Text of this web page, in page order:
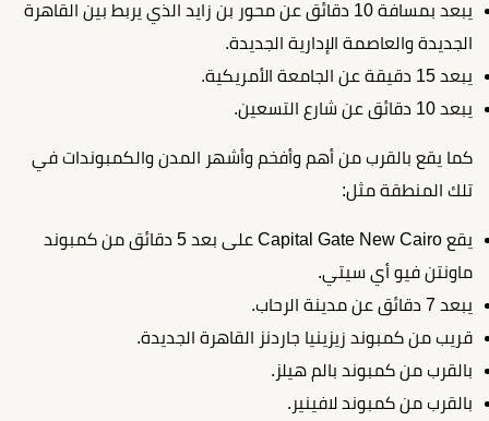
يبعد بمسافة 10 دقائق عن محور بن زايد الذي يربط بين القاهرة
الجديدة والعاصمة الإدارية الجديدة.
يبعد 15 دقيقة عن الجامعة الأمريكية.
يبعد 10 دقائق عن شارع التسعين.
كما يقع بالقرب من أهم وأفخم وأشهر المدن والكمبوندات في
تلك المنطقة مثل:
يقع Capital Gate New Cairo على بعد 5 دقائق من كمبوند
ماونتن فيو أي سيتي.
يبعد 7 دقائق عن مدينة الرحاب.
قريب من كمبوند زيزينيا جاردنز القاهرة الجديدة.
بالقرب من كمبوند بالم هيلز.
بالقرب من كمبوند لافينير.